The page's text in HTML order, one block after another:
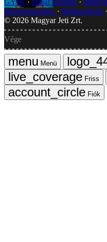
GYIK Hibát jelentek
dokumentumok
Médiaajánlat
© 2026 Magyar Jeti Zrt.
Vége
Menü
Friss
Fiók